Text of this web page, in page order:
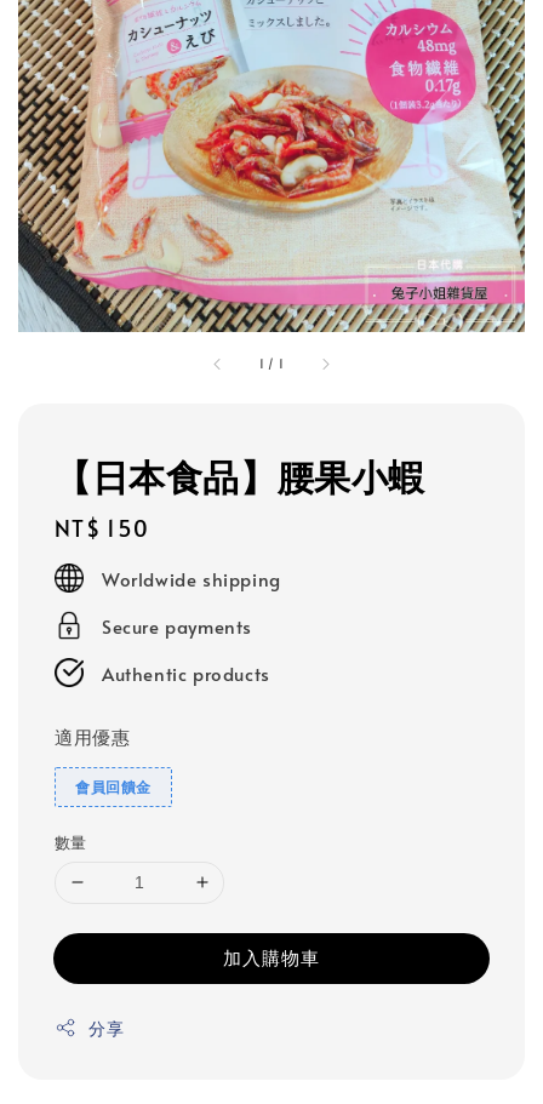
1 / 1
【日本食品】腰果小蝦
Regular
price
NT$ 150
Worldwide shipping
Secure payments
Authentic products
適用優惠
會員回饋金
數量
加入購物車
分享